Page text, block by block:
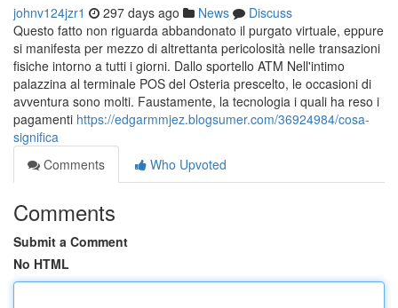
johnv124jzr1 297 days ago News
Discuss
Questo fatto non riguarda abbandonato il purgato virtuale, eppure
si manifesta per mezzo di altrettanta pericolosità nelle transazioni
fisiche intorno a tutti i giorni. Dallo sportello ATM Nell'intimo
palazzina al terminale POS del Osteria prescelto, le occasioni di
avventura sono molti. Faustamente, la tecnologia i quali ha reso i
pagamenti https://edgarmmjez.blogsumer.com/36924984/cosa-
significa
Comments
Who Upvoted
Comments
Submit a Comment
No HTML